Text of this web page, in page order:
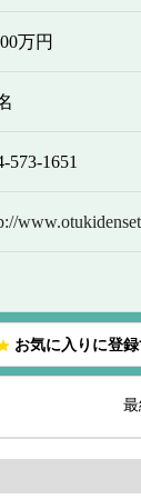
万円
573-1651
お気に入りに登
最